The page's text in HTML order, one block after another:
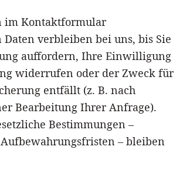
im Kontaktformular
Daten verbleiben bei uns, bis Sie
auffordern, Ihre Einwilligung
widerrufen oder der Zweck für
entfällt (z. B. nach
Bearbeitung Ihrer Anfrage).
Bestimmungen –
– bleiben